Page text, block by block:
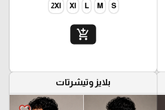
S
M
L
Xl
2Xl
add_shopping_cart
بلايز وتيشرتات